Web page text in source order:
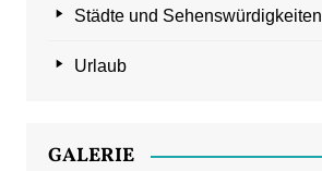
Städte und Sehenswürdigkeiten
Urlaub
GALERIE